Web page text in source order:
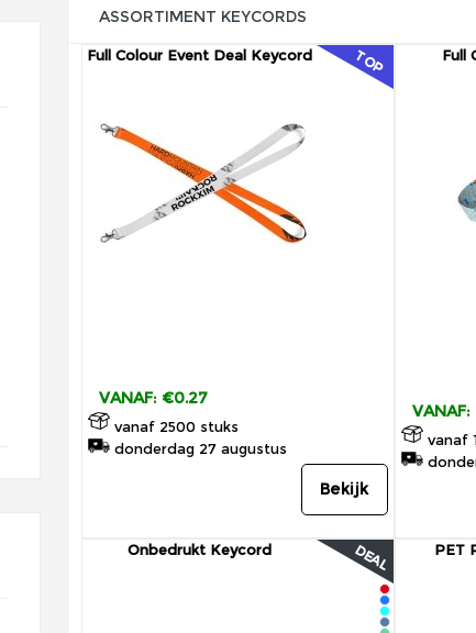
ASSORTIMENT KEYCORDS
TOP
Full Colour Event Deal Keycord
VANAF: €0.27
vanaf 2500 stuks
donderdag 27 augustus
Bekijk
Full
vanaf
DEAL
Onbedrukt Keycord PET